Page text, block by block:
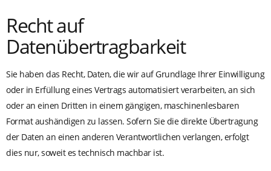
Recht auf
Datenübertragbarkeit
Sie haben das Recht, Daten, die wir auf Grundlage Ihrer Einwilligung
oder in Erfüllung eines Vertrags automatisiert verarbeiten, an sich
oder an einen Dritten in einem gängigen, maschinenlesbaren
Format aushändigen zu lassen. Sofern Sie die direkte Übertragung
der Daten an einen anderen Verantwortlichen verlangen, erfolgt
dies nur, soweit es technisch machbar ist.